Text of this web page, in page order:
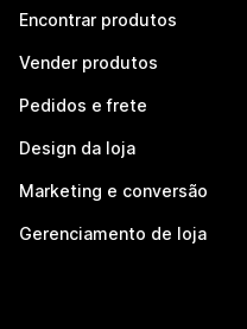
Encontrar produtos
Vender produtos
Pedidos e frete
Design da loja
Marketing e conversão
Gerenciamento de loja